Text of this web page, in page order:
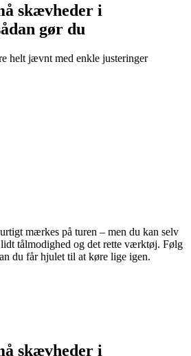
skævheder i
gør du
helt jævnt med enkle justeringer
mærkes på turen – men du kan selv
tålmodighed og det rette værktøj. Følg
du får hjulet til at køre lige igen.
skævheder i